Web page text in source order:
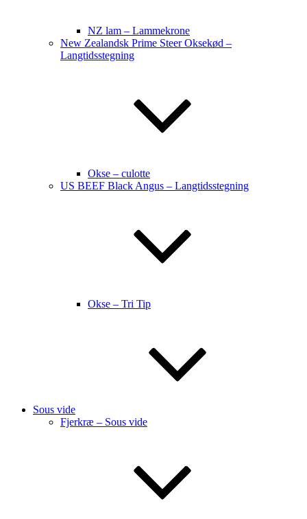
NZ lam – Lammekrone
New Zealandsk Prime Steer Oksekød –
Langtidsstegning
Okse – culotte
US BEEF Black Angus – Langtidsstegning
Okse – Tri Tip
Sous vide
Fjerkræ – Sous vide